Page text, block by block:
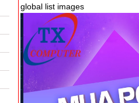
global list images